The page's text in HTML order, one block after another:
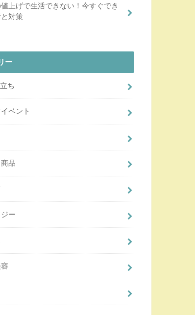
上げで生活できない！今すぐでき
対策
ー
ち
ベント
品
ー